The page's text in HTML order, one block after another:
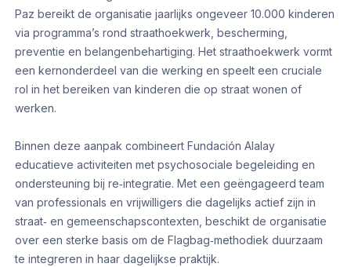
Paz bereikt de organisatie jaarlijks ongeveer 10.000 kinderen
via programma’s rond straathoekwerk, bescherming,
preventie en belangenbehartiging. Het straathoekwerk vormt
een kernonderdeel van die werking en speelt een cruciale
rol in het bereiken van kinderen die op straat wonen of
werken.
Binnen deze aanpak combineert Fundación Alalay
educatieve activiteiten met psychosociale begeleiding en
ondersteuning bij re‑integratie. Met een geëngageerd team
van professionals en vrijwilligers die dagelijks actief zijn in
straat‑ en gemeenschapscontexten, beschikt de organisatie
over een sterke basis om de Flagbag‑methodiek duurzaam
te integreren in haar dagelijkse praktijk.